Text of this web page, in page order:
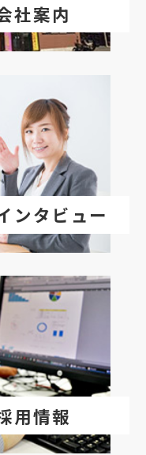
社案内
ンタビュー
用情報